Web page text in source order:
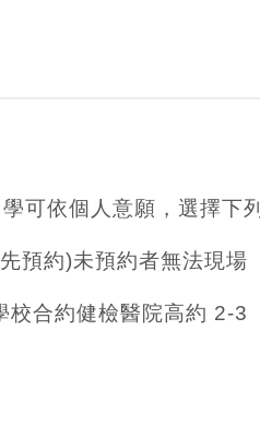
可依個人意願，選擇下列
預約)未預約者無法現場
校合約健檢醫院高約 2-3